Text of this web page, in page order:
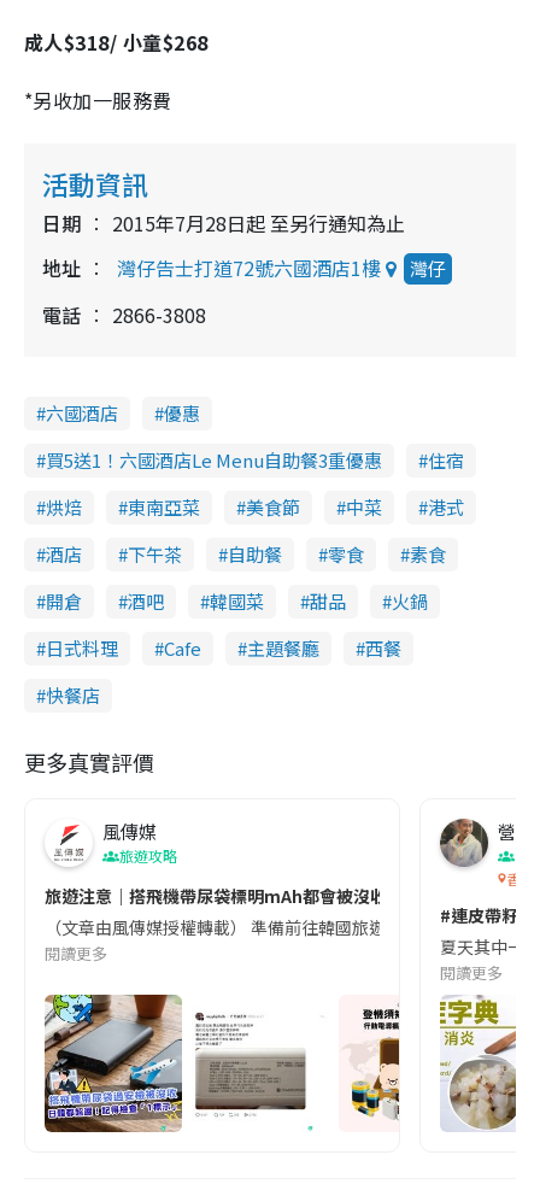
成人$318/ 小童$268
*另收加一服務費
活動資訊
日期
2015年7月28日起 至另行通知為止
地址
灣仔告士打道72號六國酒店1樓 灣仔
電話 2866-3808
六國酒店
優惠
買5送1！六國酒店Le Menu自助餐3重優惠
住宿
烘焙
東南亞菜 美食節 中菜
港式
酒店
下午茶 自助餐 零食
素食
開倉
酒吧 韓國菜 甜品
火鍋
日式料理
Cafe 主題餐廳
西餐
快餐店
更多真實評價
風傳媒
旅遊攻略
旅遊注意｜搭飛機帶尿袋標明mAh都會被沒收😱出發前切記檢查
（文章由風傳媒授權轉載） 準備前往韓國旅遊的民眾，近期要
閱讀更多
營養
香港
#連皮帶籽
夏天其中一
閱讀更多